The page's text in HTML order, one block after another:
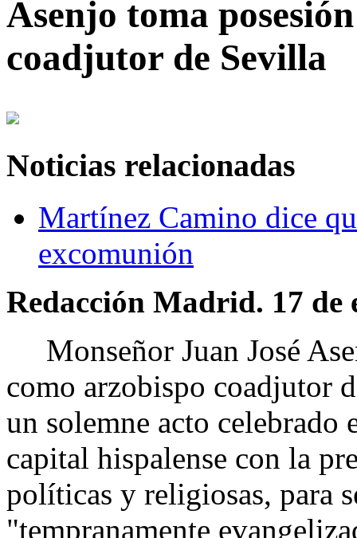
Asenjo toma
coadjutor de Sevilla
Noticias relacionadas
Martínez Camino dice
excomunión
Redacción Madrid. 17 de
Monseñor Juan José
como arzobispo coadjutor
un solemne acto
capital hispalense con la
políticas y religiosas, para
"tempranamente